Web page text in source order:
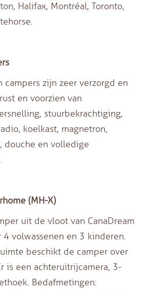
Halifax, Montréal, Toronto,
campers zijn zeer verzorgd en
en voorzien van
stuurbekrachtiging,
koelkast, magnetron,
douche en volledige
(MH-X)
uit de vloot van CanaDream
4 volwassenen en 3 kinderen.
beschikt de camper over
is een achteruitrijcamera, 3-
Bedafmetingen: